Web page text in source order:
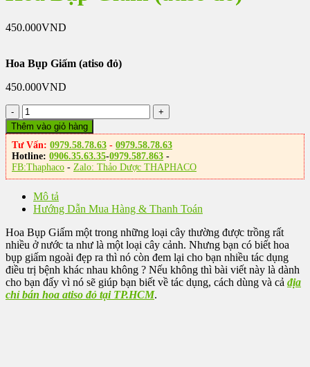
450.000VND
Hoa Bụp Giấm (atiso đỏ)
450.000VND
Hoa
Bụp
Giấm
(atiso
đỏ)
số
Thêm vào giỏ hàng
Tư Vấn: 0979.58.78.63 - 0979.58.78.63
Hotline: 0906.35.63.35-0979.587.863 -
FB:Thaphaco - Zalo: Thảo Dược THAPHACO
Mô tả
Hướng Dẫn Mua Hàng & Thanh Toán
Hoa Bụp Giấm một trong những loại cây thường được trồng rất
nhiều ở nước ta như là một loại cây cảnh. Nhưng bạn có biết hoa
bụp giấm ngoài đẹp ra thì nó còn đem lại cho bạn nhiều tác dụng
điều trị bệnh khác nhau không ? Nếu không thì bài viết này là dành
cho bạn đấy vì nó sẽ giúp bạn biết về tác dụng, cách dùng và cả địa
chỉ bán hoa atiso đỏ tại TP.HCM.